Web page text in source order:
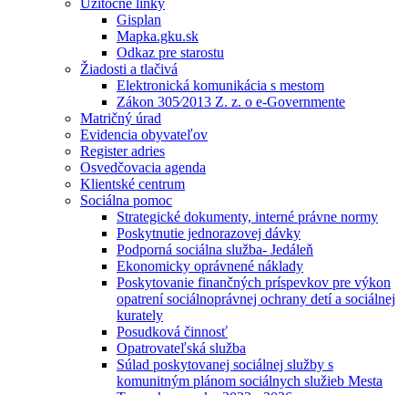
Užitočné linky
Gisplan
Mapka.gku.sk
Odkaz pre starostu
Žiadosti a tlačivá
Elektronická komunikácia s mestom
Zákon 305⁄2013 Z. z. o e-Governmente
Matričný úrad
Evidencia obyvateľov
Register adries
Osvedčovacia agenda
Klientské centrum
Sociálna pomoc
Strategické dokumenty, interné právne normy
Poskytnutie jednorazovej dávky
Podporná sociálna služba- Jedáleň
Ekonomicky oprávnené náklady
Poskytovanie finančných príspevkov pre výkon
opatrení sociálnoprávnej ochrany detí a sociálnej
kurately
Posudková činnosť
Opatrovateľská služba
Súlad poskytovanej sociálnej služby s
komunitným plánom sociálnych služieb Mesta